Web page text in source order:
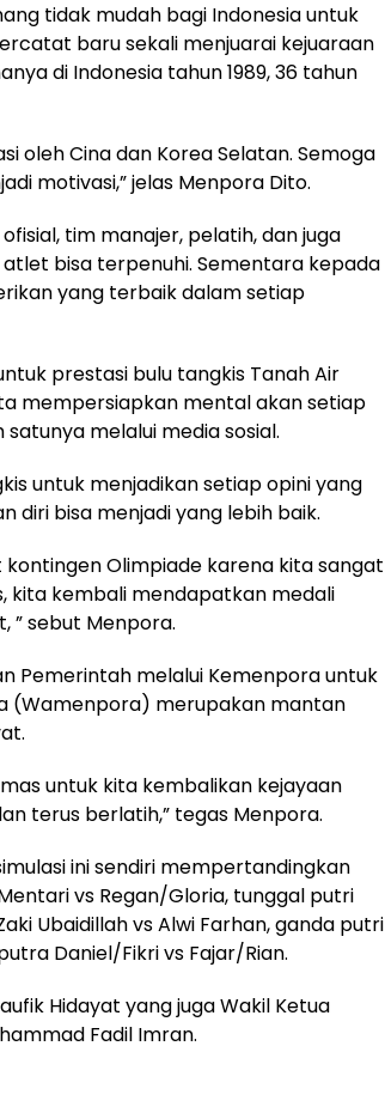
tidak mudah bagi Indonesia untuk
baru sekali menjuarai kejuaraan
di Indonesia tahun 1989, 36 tahun
oleh Cina dan Korea Selatan. Semoga
motivasi,” jelas Menpora Dito.
tim manajer, pelatih, dan juga
bisa terpenuhi. Sementara kepada
yang terbaik dalam setiap
prestasi bulu tangkis Tanah Air
mempersiapkan mental akan setiap
melalui media sosial.
untuk menjadikan setiap opini yang
diri bisa menjadi yang lebih baik.
Olimpiade karena kita sangat
kita kembali mendapatkan medali
” sebut Menpora.
Pemerintah melalui Kemenpora untuk
(Wamenpora) merupakan mantan
untuk kita kembalikan kejayaan
terus berlatih,” tegas Menpora.
ini sendiri mempertandingkan
vs Regan/Gloria, tunggal putri
Ubaidillah vs Alwi Farhan, ganda putri
Daniel/Fikri vs Fajar/Rian.
Hidayat yang juga Wakil Ketua
Fadil Imran.